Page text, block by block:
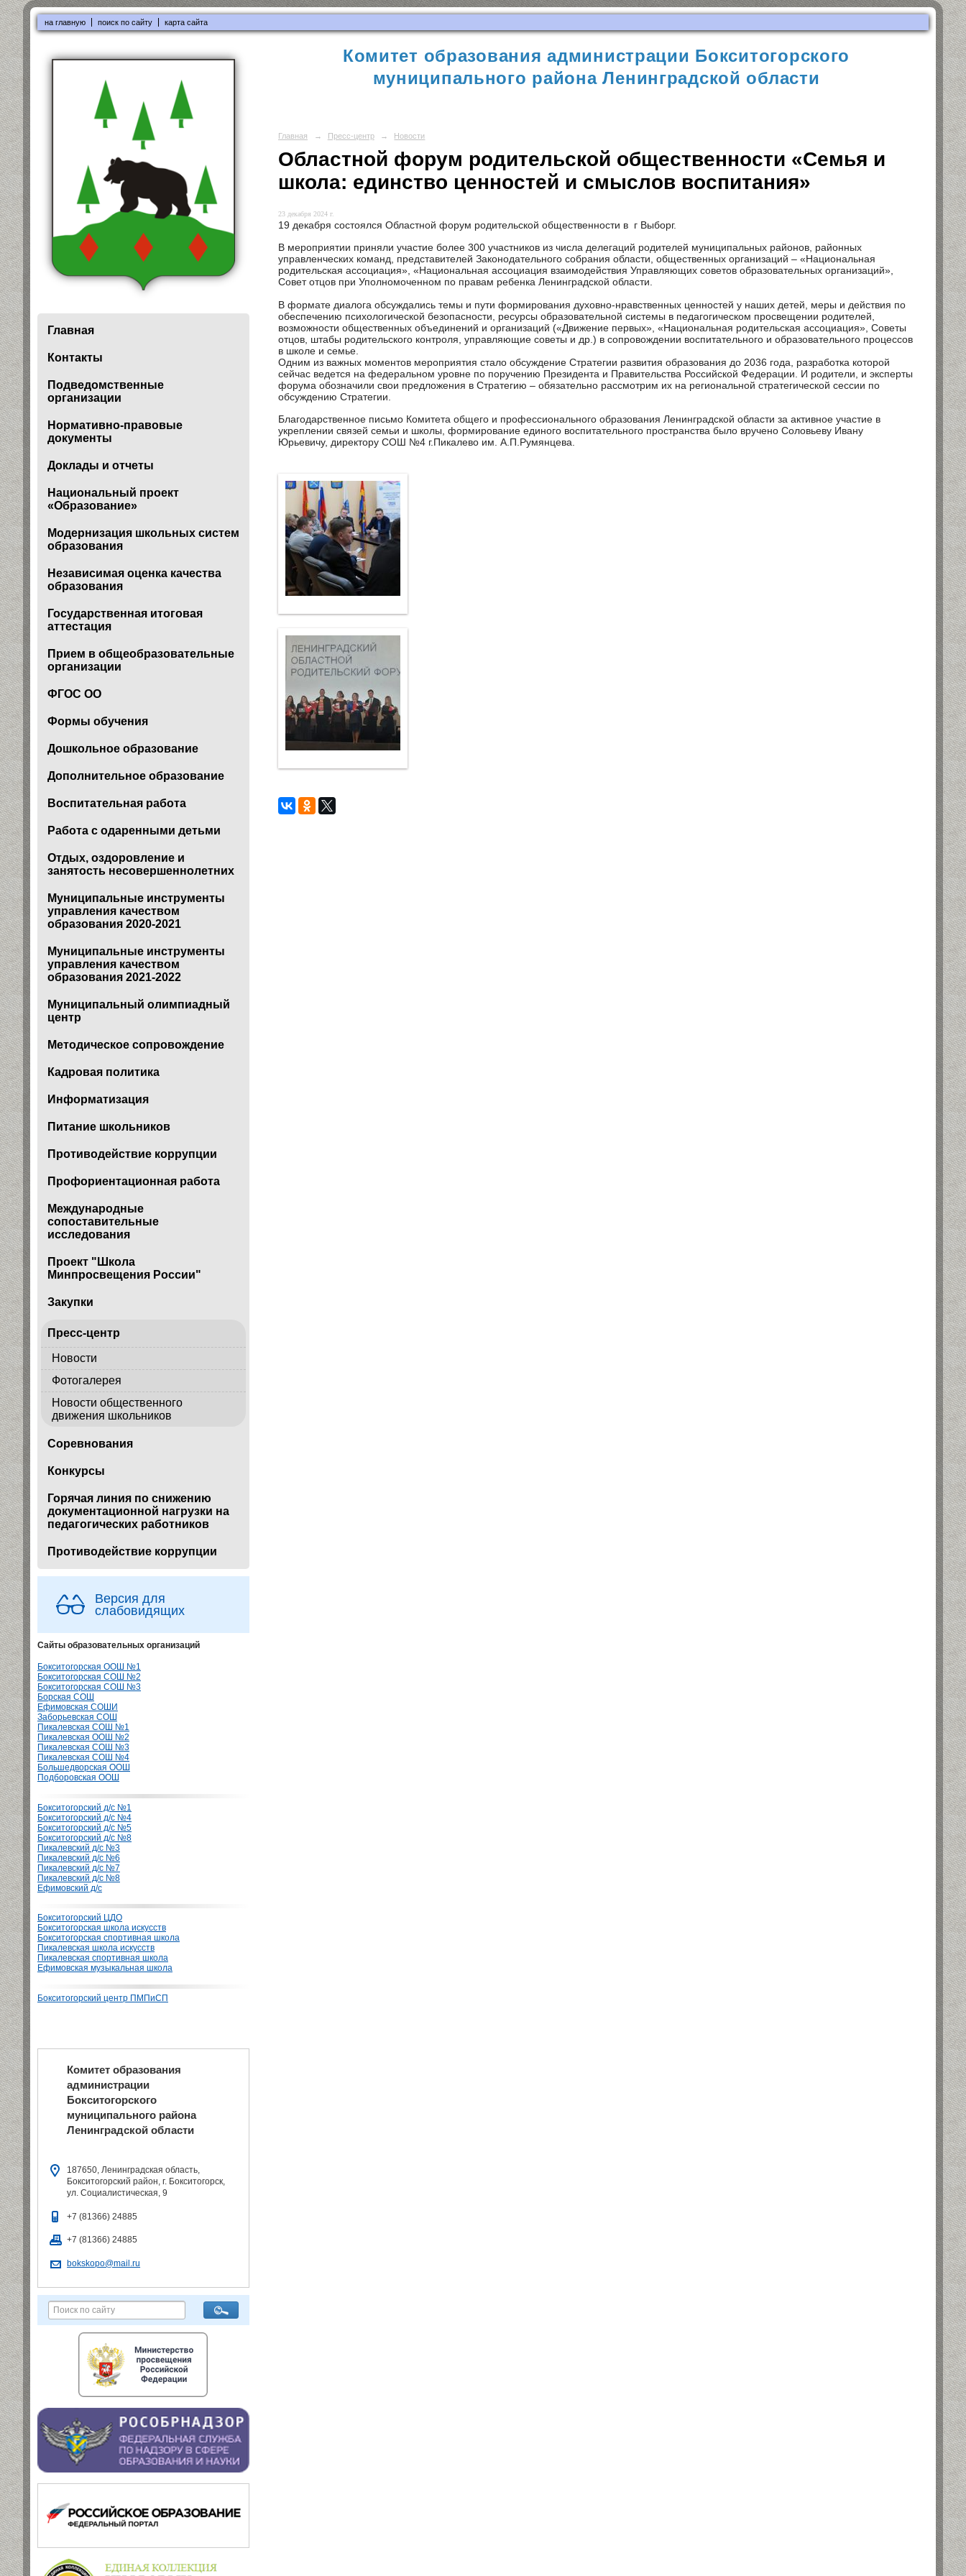
на главную поиск по сайту карта сайта
Главная
Контакты
Подведомственные
организации
Нормативно-правовые
документы
Доклады и отчеты
Национальный проект
«Образование»
Модернизация школьных систем
образования
Независимая оценка качества
образования
Государственная итоговая
аттестация
Прием в общеобразовательные
организации
ФГОС ОО
Формы обучения
Дошкольное образование
Дополнительное образование
Воспитательная работа
Работа с одаренными детьми
Отдых, оздоровление и
занятость несовершеннолетних
Муниципальные инструменты
управления качеством
образования 2020-2021
Муниципальные инструменты
управления качеством
образования 2021-2022
Муниципальный олимпиадный
центр
Методическое сопровождение
Кадровая политика
Информатизация
Питание школьников
Противодействие коррупции
Профориентационная работа
Международные
сопоставительные
исследования
Проект "Школа
Минпросвещения России"
Закупки
Пресс-центр
Новости
Фотогалерея
Новости общественного
движения школьников
Соревнования
Конкурсы
Горячая линия по снижению
документационной нагрузки на
педагогических работников
Противодействие коррупции
Версия для
слабовидящих
Сайты образовательных организаций
Бокситогорская ООШ №1
Бокситогорская СОШ №2
Бокситогорская СОШ №3
Борская СОШ
Ефимовская СОШИ
Заборьевская СОШ
Пикалевская СОШ №1
Пикалевская ООШ №2
Пикалевская СОШ №3
Пикалевская СОШ №4
Большедворская ООШ
Подборовская ООШ
Бокситогорский д/с №1
Бокситогорский д/с №4
Бокситогорский д/с №5
Бокситогорский д/с №8
Пикалевский д/с №3
Пикалевский д/с №6
Пикалевский д/с №7
Пикалевский д/с №8
Ефимовский д/с
Бокситогорский ЦДО
Бокситогорская школа искусств
Бокситогорская спортивная школа
Пикалевская школа искусств
Пикалевская спортивная школа
Ефимовская музыкальная школа
Бокситогорский центр ПМПиСП
Комитет образования
администрации
Бокситогорского
муниципального района
Ленинградской области
187650, Ленинградская область,
Бокситогорский район, г. Бокситогорск,
ул. Социалистическая, 9
+7 (81366) 24885
+7 (81366) 24885
bokskopo@mail.ru
Комитет образования администрации Бокситогорского
муниципального района Ленинградской области
Главная → Пресс-центр → Новости
Областной форум родительской общественности «Семья и
школа: единство ценностей и смыслов воспитания»
23 декабря 2024 г.
19 декабря состоялся Областной форум родительской общественности в г Выборг.
В мероприятии приняли участие более 300 участников из числа делегаций родителей муниципальных районов, районных
управленческих команд, представителей Законодательного собрания области, общественных организаций – «Национальная
родительская ассоциация», «Национальная ассоциация взаимодействия Управляющих советов образовательных организаций»,
Совет отцов при Уполномоченном по правам ребенка Ленинградской области.
В формате диалога обсуждались темы и пути формирования духовно-нравственных ценностей у наших детей, меры и действия по
обеспечению психологической безопасности, ресурсы образовательной системы в педагогическом просвещении родителей,
возможности общественных объединений и организаций («Движение первых», «Национальная родительская ассоциация», Советы
отцов, штабы родительского контроля, управляющие советы и др.) в сопровождении воспитательного и образовательного процессов
в школе и семье.
Одним из важных моментов мероприятия стало обсуждение Стратегии развития образования до 2036 года, разработка которой
сейчас ведется на федеральном уровне по поручению Президента и Правительства Российской Федерации. И родители, и эксперты
форума обозначили свои предложения в Стратегию – обязательно рассмотрим их на региональной стратегической сессии по
обсуждению Стратегии.
Благодарственное письмо Комитета общего и профессионального образования Ленинградской области за активное участие в
укреплении связей семьи и школы, формирование единого воспитательного пространства было вручено Соловьеву Ивану
Юрьевичу, директору СОШ №4 г.Пикалево им. А.П.Румянцева.